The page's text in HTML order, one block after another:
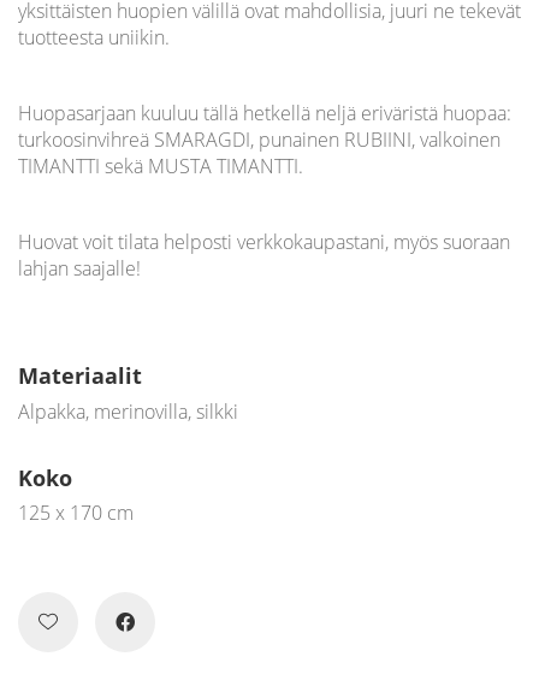
yksittäisten huopien välillä ovat mahdollisia, juuri ne tekevät
tuotteesta uniikin.
Huopasarjaan kuuluu tällä hetkellä neljä eriväristä huopaa:
turkoosinvihreä SMARAGDI, punainen RUBIINI, valkoinen
TIMANTTI sekä MUSTA TIMANTTI.
Huovat voit tilata helposti verkkokaupastani, myös suoraan
lahjan saajalle!
Materiaalit
Alpakka, merinovilla, silkki
Koko
125 x 170 cm